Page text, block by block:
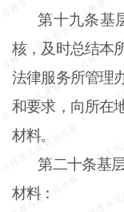
第十九条基
核，及时总结本
法律服务所管理
和要求，向所在
材料。
第二十条基
材料：